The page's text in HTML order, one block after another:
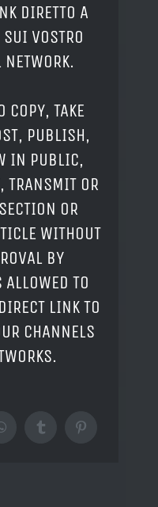
DIRETTO A
VOSTRO
COPY, TAKE
PUBLISH,
IN PUBLIC,
TRANSMIT OR
OR
WITHOUT
BY
TO
LINK TO
CHANNELS
WhatsAppTumblrPinterest